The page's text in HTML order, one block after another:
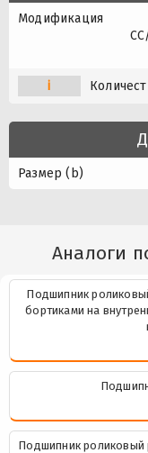
Модификация
i
Размер (b)
Аналоги
Подшипник
бортиками на
Подшипник роликовый